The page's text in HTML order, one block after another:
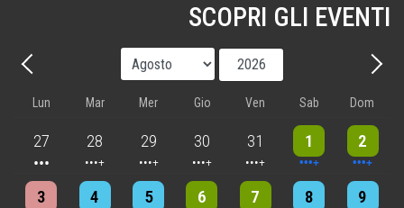
SCOPRI GLI EVENTI
Precedente - Mese
Anno
Lun Mar Mer Gio Ven Sab Dom
27
3 events 28
4 events 29
5 events 30
5 events 31
5 events 1
9 events 2
8 events
3
4 events 4
4 events 5
7 events 6
6 events 7
5 events 8
7 events 9
8 events